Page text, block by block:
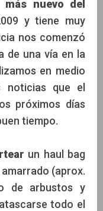
más nuevo del
y tiene muy
nos comenzó
de una vía en la
en medio
noticias que el
próximos días
tiempo.
un haul bag
(aprox.
de arbustos y
todo el